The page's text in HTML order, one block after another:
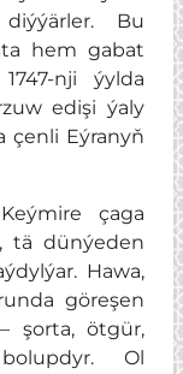
Bu
hem gabat
nji ýylda
edişi ýaly
çenli Eýranyň
çaga
tä dünýeden
Hawa,
göreşen
şorta, ötgür,
Ol